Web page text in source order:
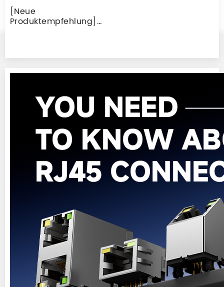
[Neue
Produktempfehlung]
weiblich